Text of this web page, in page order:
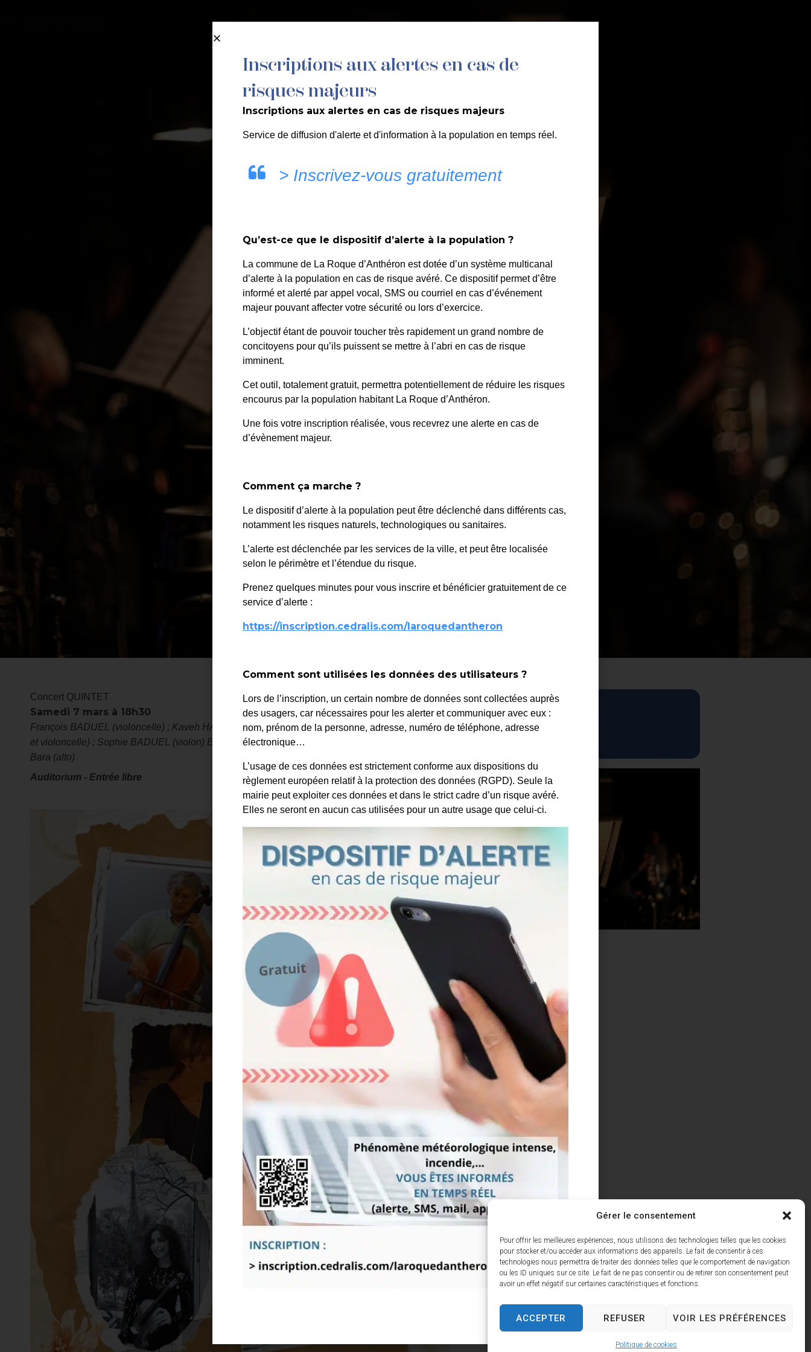
Gérer le consentement
Pour offrir les meilleures expériences, nous utilisons des technologies telles que les cookies
pour stocker et/ou accéder aux informations des appareils. Le fait de consentir à ces
technologies nous permettra de traiter des données telles que le comportement de navigation
ou les ID uniques sur ce site. Le fait de ne pas consentir ou de retirer son consentement peut
avoir un effet négatif sur certaines caractéristiques et fonctions.
ACCEPTER REFUSER VOIR LES PRÉFÉRENCES
Politique de cookies
MA MAIRIE
Concert
Accueil> Agenda>Concert
Concert QUINTET
Samedi 7 mars à 18h30
François BADUEL (violoncelle) ; Kaveh HAMEDANIAN (contrebasse
et violoncelle) ; Sophie BADUEL (violon) Elsa Blanc (Piano) et Rahaf
Bara (alto)
Auditorium - Entrée libre
Médiathèque
18h30
Inscriptions aux alertes en cas de
risques majeurs
Inscriptions aux alertes en cas de risques majeurs
Service de diffusion d'alerte et d'information à la population en temps réel.
> Inscrivez-vous gratuitement
Qu’est-ce que le dispositif d’alerte à la population ?
La commune de La Roque d’Anthéron est dotée d’un système multicanal
d’alerte à la population en cas de risque avéré. Ce dispositif permet d’être
informé et alerté par appel vocal, SMS ou courriel en cas d’événement
majeur pouvant affecter votre sécurité ou lors d’exercice.
L’objectif étant de pouvoir toucher très rapidement un grand nombre de
concitoyens pour qu’ils puissent se mettre à l’abri en cas de risque
imminent.
Cet outil, totalement gratuit, permettra potentiellement de réduire les risques
encourus par la population habitant La Roque d’Anthéron.
Une fois votre inscription réalisée, vous recevrez une alerte en cas de
d’évènement majeur.
Comment ça marche ?
Le dispositif d’alerte à la population peut être déclenché dans différents cas,
notamment les risques naturels, technologiques ou sanitaires.
L’alerte est déclenchée par les services de la ville, et peut être localisée
selon le périmètre et l’étendue du risque.
Prenez quelques minutes pour vous inscrire et bénéficier gratuitement de ce
service d’alerte :
https://inscription.cedralis.com/laroquedantheron
Comment sont utilisées les données des utilisateurs ?
Lors de l’inscription, un certain nombre de données sont collectées auprès
des usagers, car nécessaires pour les alerter et communiquer avec eux :
nom, prénom de la personne, adresse, numéro de téléphone, adresse
électronique…
L’usage de ces données est strictement conforme aux dispositions du
règlement européen relatif à la protection des données (RGPD). Seule la
mairie peut exploiter ces données et dans le strict cadre d’un risque avéré.
Elles ne seront en aucun cas utilisées pour un autre usage que celui-ci.